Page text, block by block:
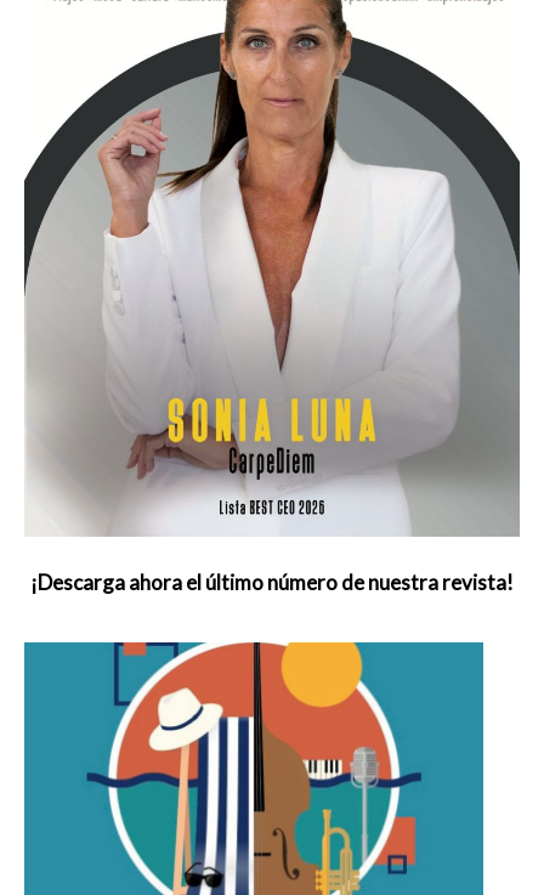
¡Descarga ahora el último número de nuestra revista!